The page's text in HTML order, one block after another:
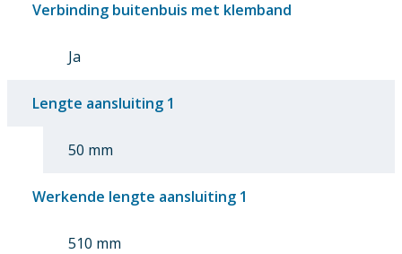
Verbinding buitenbuis met klemband
Ja
Lengte aansluiting 1
50 mm
Werkende lengte aansluiting 1
510 mm